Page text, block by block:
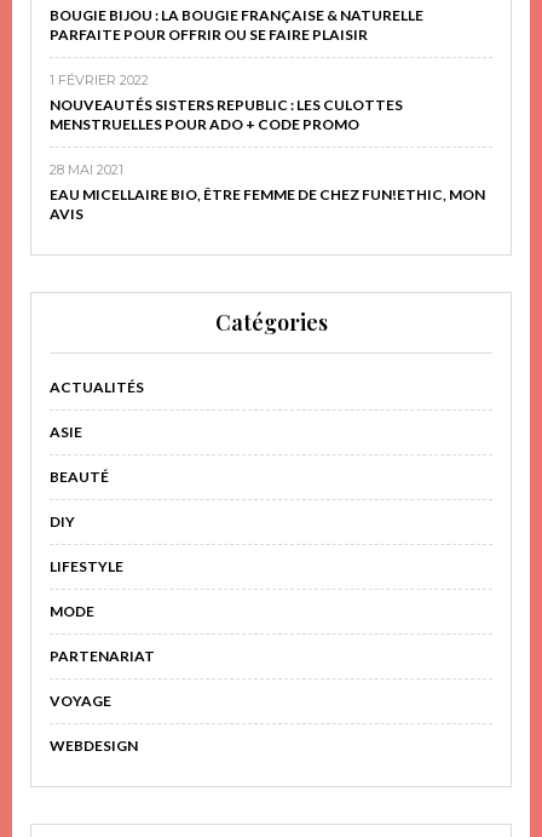
BOUGIE BIJOU : LA BOUGIE FRANÇAISE & NATURELLE
PARFAITE POUR OFFRIR OU SE FAIRE PLAISIR
1 FÉVRIER 2022
NOUVEAUTÉS SISTERS REPUBLIC : LES CULOTTES
MENSTRUELLES POUR ADO + CODE PROMO
28 MAI 2021
EAU MICELLAIRE BIO, ÊTRE FEMME DE CHEZ FUN!ETHIC, MON
AVIS
Catégories
ACTUALITÉS
ASIE
BEAUTÉ
DIY
LIFESTYLE
MODE
PARTENARIAT
VOYAGE
WEBDESIGN